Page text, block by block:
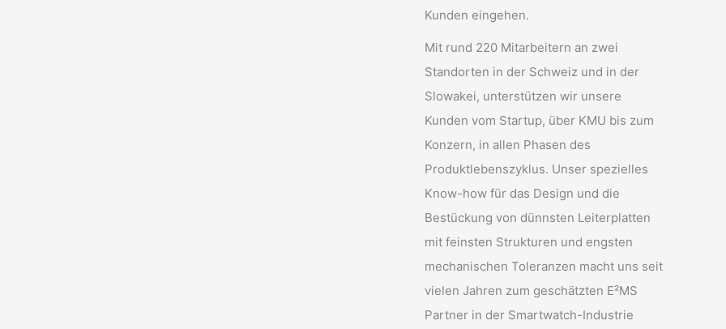
Kunden eingehen.
Mit rund 220 Mitarbeitern an zwei
Standorten in der Schweiz und in der
Slowakei, unterstützen wir unsere
Kunden vom Startup, über KMU bis zum
Konzern, in allen Phasen des
Produktlebenszyklus. Unser spezielles
Know-how für das Design und die
Bestückung von dünnsten Leiterplatten
mit feinsten Strukturen und engsten
mechanischen Toleranzen macht uns seit
vielen Jahren zum geschätzten E²MS
Partner in der Smartwatch-Industrie